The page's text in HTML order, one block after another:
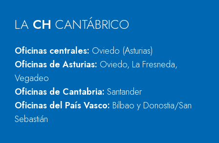
LA CH CANTÁBRICO
Oficinas centrales: Oviedo (Asturias)
Oficinas de Asturias: Oviedo, La Fresneda,
Vegadeo
Oficinas de Cantabria: Santander
Oficinas del País Vasco: Bilbao y Donostia/San
Sebastián